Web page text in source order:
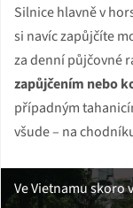
Silnice hlavně v
si navíc zapůjčíte
za denní půjčovné
zapůjčením nebo
případným
všude – na
Ve Vietnamu skoro